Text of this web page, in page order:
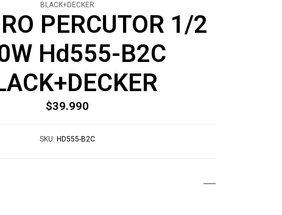
BLACK+DECKER
PERCUTOR 1/2
Hd555-B2C
$39.990
SKU: HD555-B2C